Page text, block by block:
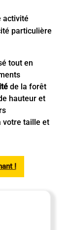
activité
particulière
tout en
de la forêt
hauteur et
votre taille et
!